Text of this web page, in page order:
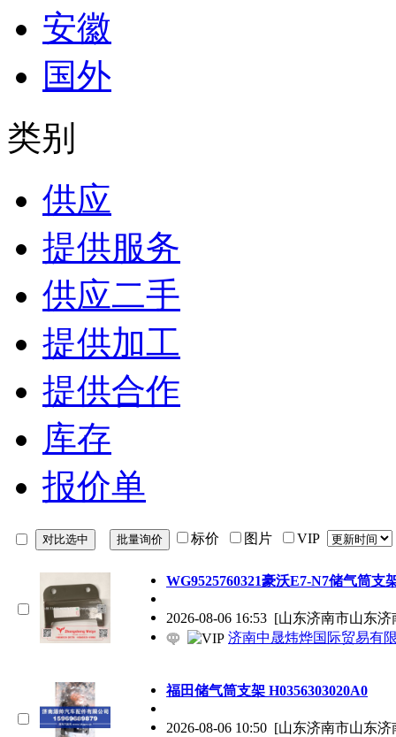
安徽
国外
类别
供应
提供服务
供应二手
提供加工
提供合作
库存
报价单
标价 图片 VIP
WG9525760321豪沃E7-N7储气筒支
2026-08-06 16:53 [山东济南市山东
济南中晟炜烨国际贸易有
福田储气筒支架 H0356303020A0
2026-08-06 10:50 [山东济南市山东